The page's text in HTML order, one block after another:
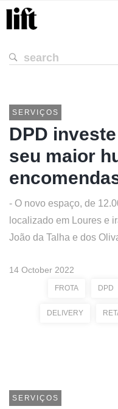
SERVIÇOS
DPD
seu maior
- O novo espaço, de
localizado em Loures e
João da Talha e dos
14 October 2022
FROTA DPD
DELIVERY
SERVIÇOS